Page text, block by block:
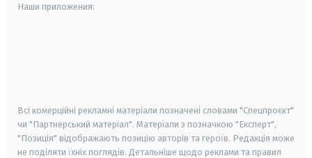
Наши приложения:
Всі комерційні рекламні матеріали позначені словами "Спецпроєкт"
чи "Партнерський матеріал". Матеріали з позначкою "Експерт",
"Позиція" відображають позицію авторів та героїв. Редакція може
не поділяти їхніх поглядів. Детальніше щодо реклами та правил